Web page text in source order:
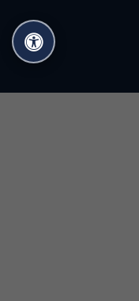
do
treści